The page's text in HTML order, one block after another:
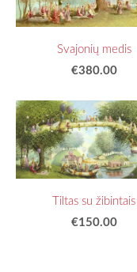
Svajonių medis
€380.00
Tiltas su žibintais
€150.00